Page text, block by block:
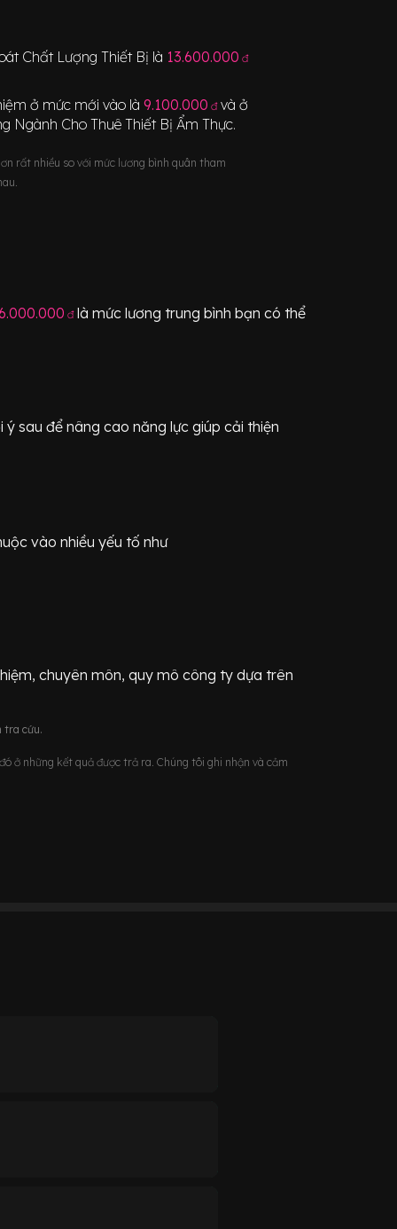
Chất Lượng Thiết Bị là 13.600.000 đ
ở mức mới vào là 9.100.000 đ và ở
Ngành Cho Thuê Thiết Bị Ẩm Thực.
rất nhiều so với mức lương bình quân tham
đlà mức lương trung bình bạn có thể
sau để nâng cao năng lực giúp cải thiện
vào nhiều yếu tố như
chuyên môn, quy mô công ty dựa trên
tra cứu.
ở những kết quả được trả ra. Chúng tôi ghi nhận và cảm